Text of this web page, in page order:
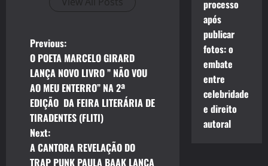
P
o
s
t
n
Previous:
O POETA MARCELO GIRARD
LANÇA NOVO LIVRO ” NÃO VOU
AO MEU ENTERRO” NA 2ª
EDIÇÃO DA FEIRA LITERÁRIA DE
TIRADENTES (FLITI)
Next:
A CANTORA REVELAÇÃO DO
TRAP PUNK PAULA BAAK LANÇA
processo
após
publicar
fotos: o
embate
entre
celebridade
e direito
autoral